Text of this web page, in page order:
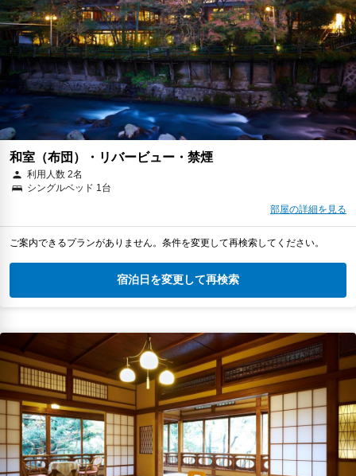
和室（布団）・リバービュー・禁煙
利用人数 2名
シングルベッド 1台
部屋の詳細を見る
ご案内できるプランがありません。条件を変更して再検索してください。
宿泊日を変更して再検索